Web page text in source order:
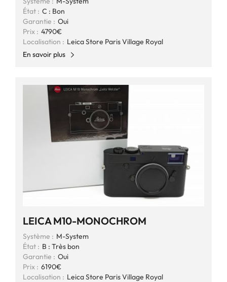
État : C : Bon
Garantie : Oui
Prix : 4790€
Localisation : Leica Store Paris Village Royal
En savoir plus
LEICA M10-MONOCHROM
Système : M-System
État : B : Très bon
Garantie : Oui
Prix : 6190€
Localisation : Leica Store Paris Village Royal